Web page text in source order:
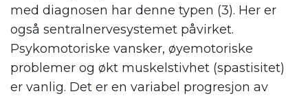
med diagnosen har denne typen (3). Her er
også sentralnervesystemet påvirket.
Psykomotoriske vansker, øyemotoriske
problemer og økt muskelstivhet (spastisitet)
er vanlig. Det er en variabel progresjon av